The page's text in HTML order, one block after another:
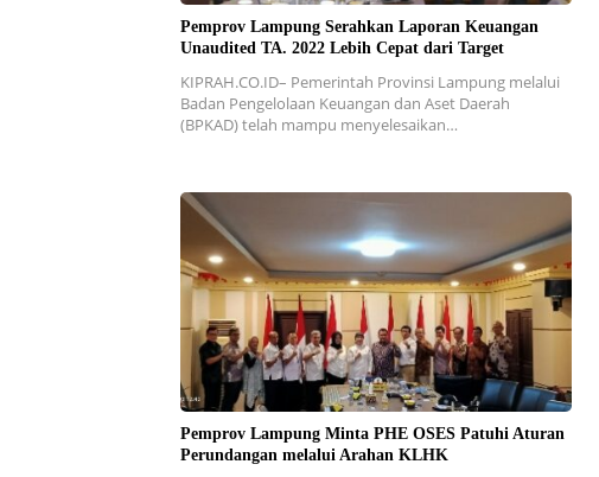
Pemprov Lampung Serahkan Laporan Keuangan
Unaudited TA. 2022 Lebih Cepat dari Target
KIPRAH.CO.ID– Pemerintah Provinsi Lampung melalui
Badan Pengelolaan Keuangan dan Aset Daerah
(BPKAD) telah mampu menyelesaikan…
Pemprov Lampung Minta PHE OSES Patuhi Aturan
Perundangan melalui Arahan KLHK